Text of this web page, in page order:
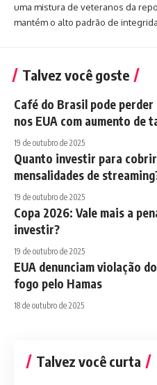
uma mistura de veteranos da
mantém o alto padrão de
Talvez você goste
Café do Brasil pode perder
nos EUA com aumento de
19 de outubro de 2025
Quanto investir para cobrir
mensalidades de
19 de outubro de 2025
Copa 2026: Vale mais a
investir?
19 de outubro de 2025
EUA denunciam violação
fogo pelo Hamas
18 de outubro de 2025
Talvez você curta